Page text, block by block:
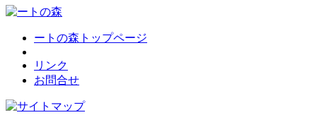
ートの森トップページ
リンク
お問合せ